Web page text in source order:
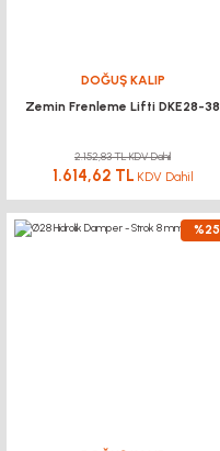
DOĞUŞ KALIP
Zemin Frenleme Lifti DKE28-38
2.152,83 TL KDV Dahil
1.614,62 TL KDV Dahil
%25